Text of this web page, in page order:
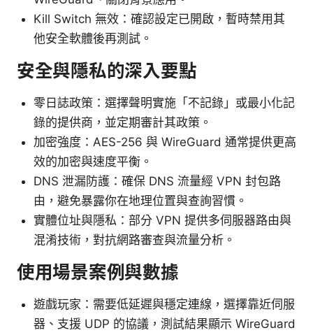
Kill Switch 無效：確認設定已開啟，暫時禁用其
他安全軟體後再測試。
安全與隱私的深入要點
零日誌政策：選擇聲明實施「不記錄」或最小化記
錄的提供商，並定期審計其政策。
加密強度：AES-256 與 WireGuard 通常提供更高
效的加密與速度平衡。
DNS 泄漏防護：確保 DNS 流量經 VPN 封包路
由，避免暴露你在地理位置與查詢習慣。
實體位址與隱私：部分 VPN 提供多伺服器路由與
混淆技術，對抗網路審查與流量分析。
使用場景案例與數據
遊戲玩家：需要低延遲與穩定連線，選擇靠近伺服
器、支援 UDP 的協議，測試結果顯示 WireGuard